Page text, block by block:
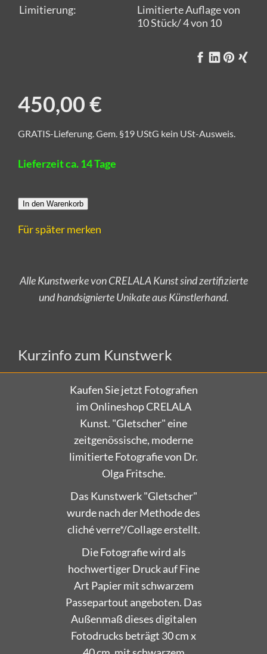
Limitierung:
Limitierte Auflage von
10 Stück/ 4 von 10
450,00 €
GRATIS-Lieferung. Gem. §19 UStG kein USt-Ausweis.
Lieferzeit ca. 14 Tage
In den Warenkorb
Für später merken
Versandkostenfrei bestellen!
Kurzinfo zum Kunstwerk
Kaufen Sie jetzt Fotografien
im Onlineshop CRELALA
Kunst. "Gletscher" eine
zeitgenössische, moderne
limitierte Fotografie von Dr.
Olga Fritsche.
Das Kunstwerk "Gletscher"
wurde nach der Methode des
cliché verre*/Collage erstellt.
Die Fotografie wird als
hochwertiger Druck auf Fine
Art Papier mit schwarzem
Passepartout angeboten. Das
Außenmaß dieses digitalen
Fotodrucks beträgt 30 cm x
40 cm, mit schwarzem